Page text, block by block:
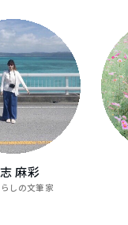
開講
旅す
ーツ
麻彩
しの文筆家